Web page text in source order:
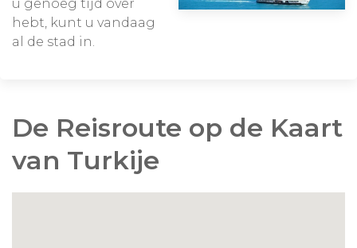
u genoeg tijd over
hebt, kunt u vandaag
al de stad in.
De Reisroute op de Kaart
van Turkije